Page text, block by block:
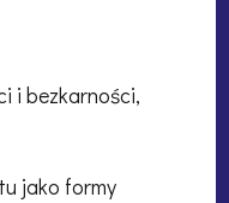
i bezkarności,
jako formy